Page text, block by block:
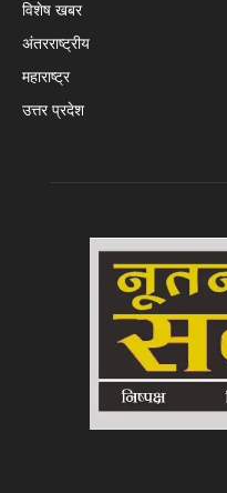
विशेष खबर
अंतरराष्ट्रीय
महाराष्ट्र
उत्तर प्रदेश